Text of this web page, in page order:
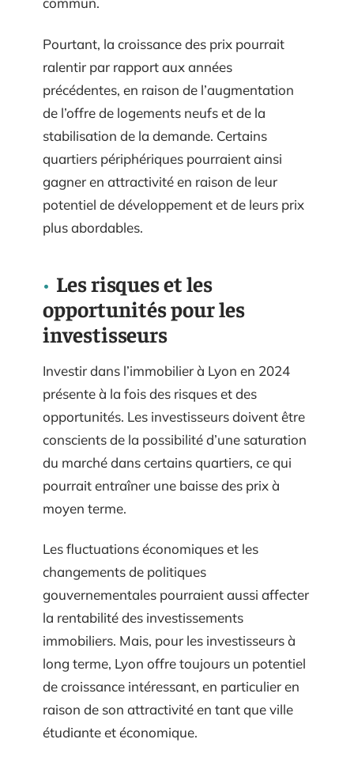
Pourtant, la croissance des prix pourrait
ralentir par rapport aux années
précédentes, en raison de l’augmentation
de l’offre de logements neufs et de la
stabilisation de la demande. Certains
quartiers périphériques pourraient ainsi
gagner en attractivité en raison de leur
potentiel de développement et de leurs prix
plus abordables.
Les risques et les
opportunités pour les
investisseurs
Investir dans l’immobilier à Lyon en 2024
présente à la fois des risques et des
opportunités. Les investisseurs doivent être
conscients de la possibilité d’une saturation
du marché dans certains quartiers, ce qui
pourrait entraîner une baisse des prix à
moyen terme.
Les fluctuations économiques et les
changements de politiques
gouvernementales pourraient aussi affecter
la rentabilité des investissements
immobiliers. Mais, pour les investisseurs à
long terme, Lyon offre toujours un potentiel
de croissance intéressant, en particulier en
raison de son attractivité en tant que ville
étudiante et économique.